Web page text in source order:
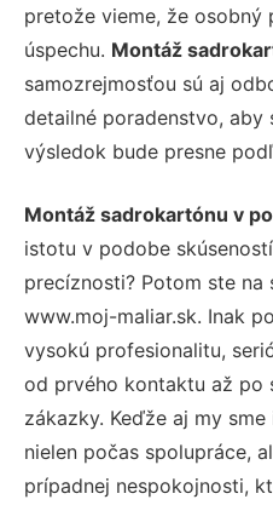
pretože vieme, že osobný
úspechu. Montáž
samozrejmosťou sú aj
detailné poradenstvo, aby
výsledok bude presne
Montáž sadrokartónu v
istotu v podobe
precíznosti? Potom ste na
www.moj-maliar.sk. Inak
vysokú profesionalitu,
od prvého kontaktu až po
zákazky. Keďže aj my
nielen počas spolupráce,
prípadnej nespokojnosti,